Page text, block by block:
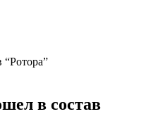
“Ротора”
в состав